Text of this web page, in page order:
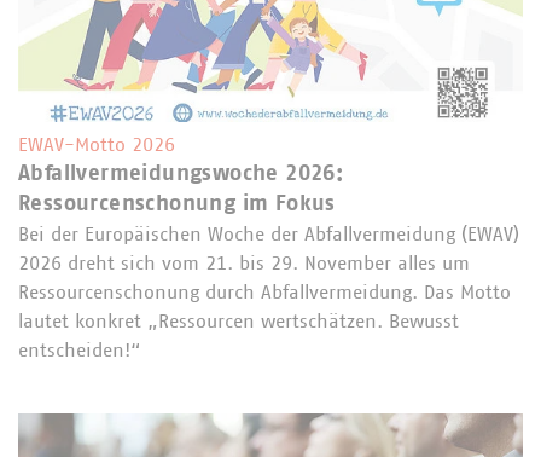
EWAV-Motto 2026
Abfallvermeidungswoche 2026:
Ressourcenschonung im Fokus
Bei der Europäischen Woche der Abfallvermeidung (EWAV)
2026 dreht sich vom 21. bis 29. November alles um
Ressourcenschonung durch Abfallvermeidung. Das Motto
lautet konkret „Ressourcen wertschätzen. Bewusst
entscheiden!“